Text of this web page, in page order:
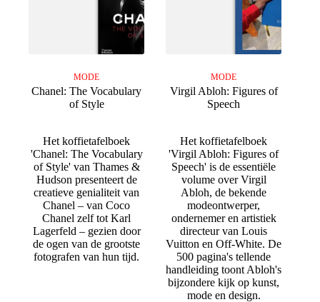
MODE
Chanel: The Vocabulary
of Style
Het koffietafelboek
'Chanel: The Vocabulary
of Style' van Thames &
Hudson presenteert de
creatieve genialiteit van
Chanel – van Coco
Chanel zelf tot Karl
Lagerfeld – gezien door
de ogen van de grootste
fotografen van hun tijd.
MODE
Virgil Abloh: Figures of
Speech
Het koffietafelboek
'Virgil Abloh: Figures of
Speech' is de essentiële
volume over Virgil
Abloh, de bekende
modeontwerper,
ondernemer en artistiek
directeur van Louis
Vuitton en Off-White. De
500 pagina's tellende
handleiding toont Abloh's
bijzondere kijk op kunst,
mode en design.